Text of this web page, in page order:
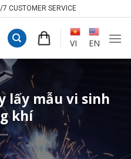
CUSTOMER SERVICE
VI EN
lấy mẫu vi sinh
khí